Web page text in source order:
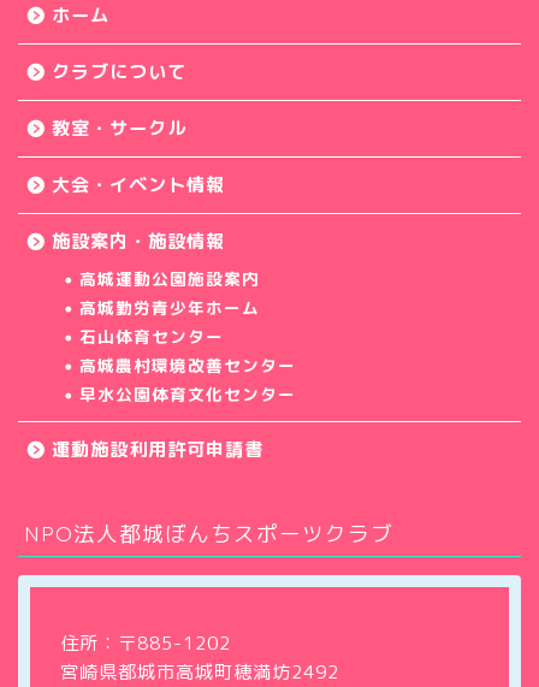
ホーム
クラブについて
教室・サークル
大会・イベント情報
施設案内・施設情報
高城運動公園施設案内
高城勤労青少年ホーム
石山体育センター
高城農村環境改善センター
早水公園体育文化センター
運動施設利用許可申請書
NPO法人都城ぼんちスポーツクラブ
住所：〒885-1202
宮崎県都城市高城町穂満坊2492
ホーム
教室・サークル